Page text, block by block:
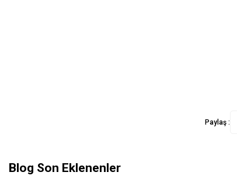
Paylaş :
Blog Son Eklenenler